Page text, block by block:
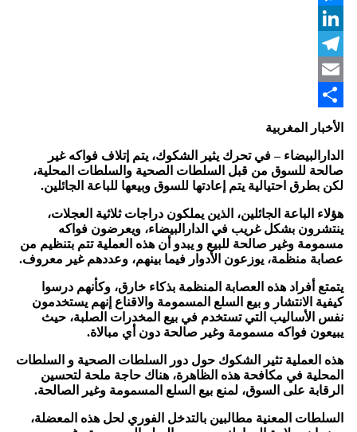
Messenger
LinkedIn
Telegram
Email
Share
الأخبار المغربية
الدارالبيضاء – في تحرك يثير الشكوك، يتم إتلاف فواكه غير
صالحة للسوق من قبل السلطات الصحية والسلطات المحلية،
لكن بطرق احتيالية يتم إعادتها للسوق وبيعها للباعة الجائلين.
هؤلاء الباعة الجائلين، الذين يملكون دراجات ثلاثية العجلات،
ينتشرون بشكل غريب في الدارالبيضاء، ويعرضون فواكه
مسمومة وغير صالحة للبيع و يبدو أن هذه العملية تتم بتنظيم من
عصابة منظمة، يوزعون الأدوار فيما بينهم، وعددهم غير معروف.
يتمتع أفراد هذه العصابة المنظمة بذكاء خارق، وكأنهم درسوا
كيفية الانتشار و بيع السلع المسمومة والاقناع إنهم يستخدمون
نفس الأساليب التي تستخدم في بيع المخدرات الصلبة، حيث
يبيعون فواكه مسمومة وغير صالحة دون أي مبالاة.
هذه العملية تثير الشكوك حول دور السلطات الصحية و السلطات
المحلية في مكافحة هذه الظاهرة، هناك حاجة ملحة لتحسين
الرقابة على السوق، لمنع بيع السلع المسمومة وغير الصالحة.
السلطات المعنية مطالبين بالتدخل الفوري لحل هذه المعضلة،